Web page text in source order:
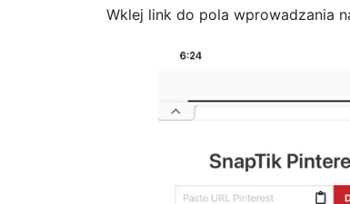
Wklej link do pola wprowadzania